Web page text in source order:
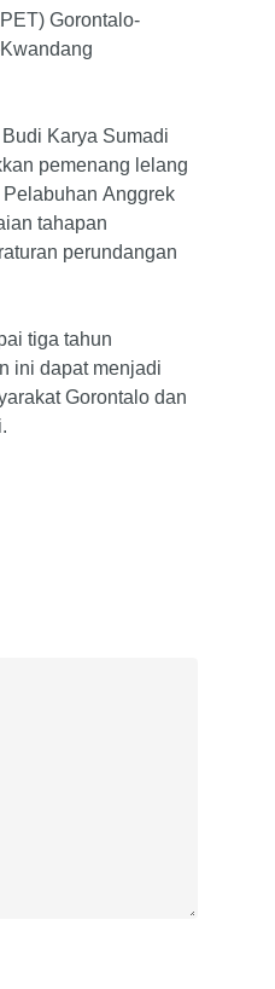
Gorontalo-
Karya Sumadi
pemenang lelang
Anggrek
tahapan
perundangan
tiga tahun
ini dapat menjadi
Gorontalo dan
en